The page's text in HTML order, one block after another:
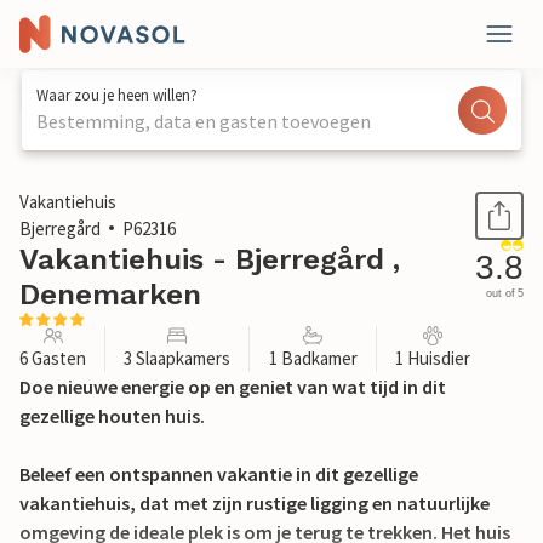
Waar zou je heen willen?
Bestemming, data en gasten toevoegen
1 / 21
Vakantiehuis
Bjerregård
P62316
Vakantiehuis - Bjerregård ,
Denemarken
3.8
out of 5
6 Gasten 3 Slaapkamers 1 Badkamer 1 Huisdier
Doe nieuwe energie op en geniet van wat tijd in dit
gezellige houten huis.
Beleef een ontspannen vakantie in dit gezellige
vakantiehuis, dat met zijn rustige ligging en natuurlijke
omgeving de ideale plek is om je terug te trekken. Het huis